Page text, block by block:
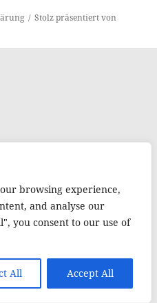
browsing experience,
and analyse our
you consent to our use of
All Accept All
Stolz präsentiert von